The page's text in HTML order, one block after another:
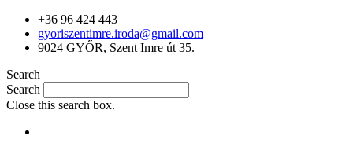
+36 96 424 443
gyoriszentimre.iroda@gmail.com
9024 GYŐR, Szent Imre út 35.
Search
Search
Close this search box.